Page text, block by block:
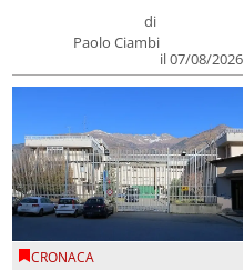
di
Paolo Ciambi
il 07/08/2026
CRONACA